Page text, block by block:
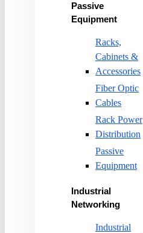
Passive
Equipment
Racks,
Cabinets &
Accessories
Fiber Optic
Cables
Rack Power
Distribution
Passive
Equipment
Industrial
Networking
Industrial